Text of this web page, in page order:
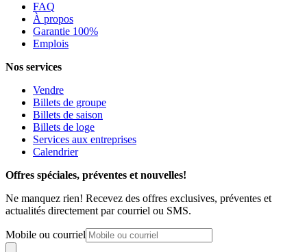
FAQ
À propos
Garantie 100%
Emplois
Nos services
Vendre
Billets de groupe
Billets de saison
Billets de loge
Services aux entreprises
Calendrier
Offres spéciales, préventes et nouvelles!
Ne manquez rien! Recevez des offres exclusives, préventes et
actualités directement par courriel ou SMS.
Mobile ou courriel